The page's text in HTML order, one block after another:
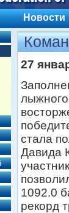
Новости
27
стала
Давида
1092.0
рекорд